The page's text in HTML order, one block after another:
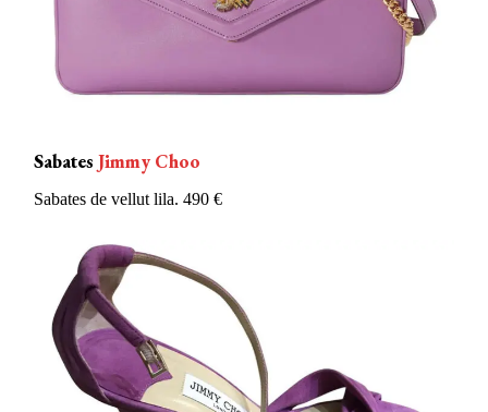
SabatesJimmy Choo
Sabates de vellut lila. 490 €